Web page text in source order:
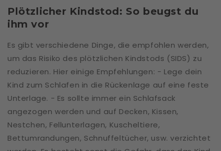
Plötzlicher Kindstod: So beugst du
ihm vor
Es gibt verschiedene Dinge, die empfohlen werden,
um das Risiko des plötzlichen Kindstods (SIDS) zu
reduzieren. Hier einige Empfehlungen: - Lege dein
Kind zum Schlafen in die Rückenlage auf eine feste
Unterlage. - Es sollte immer ein Schlafsack
angezogen werden und auf Decken, Kissen,
Nestchen, Fellunterlagen, Kuscheltiere,
Bettumrandungen, Schnuffeltücher, usw. verzichtet